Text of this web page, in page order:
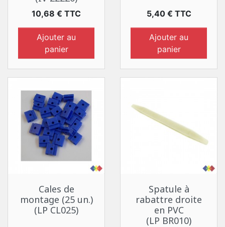
Prix
10,68 € TTC
Ajouter au
panier
Prix
5,40 € TTC
Ajouter au
panier
Cales de
montage (25 un.)
(LP CL025)
Spatule à
rabattre droite
en PVC
(LP BR010)